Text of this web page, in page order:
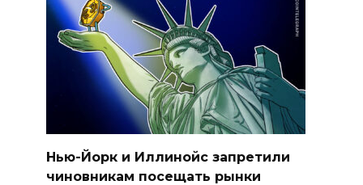
Нью-Йорк и Иллинойс запретили
чиновникам посещать рынки